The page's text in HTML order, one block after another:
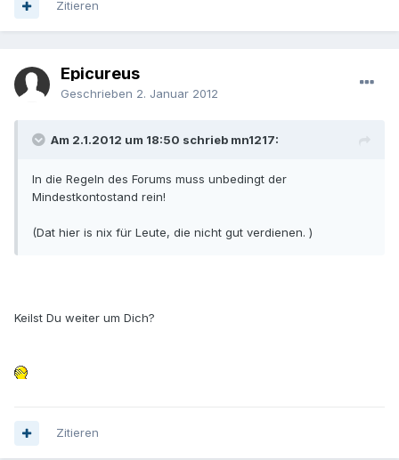
Zitieren
Epicureus
Geschrieben 2. Januar 2012
Am 2.1.2012 um 18:50 schrieb mn1217:
In die Regeln des Forums muss unbedingt der
Mindestkontostand rein!
(Dat hier is nix für Leute, die nicht gut verdienen. )
Keilst Du weiter um Dich?
Zitieren